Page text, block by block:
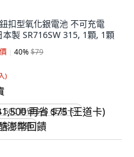
扣型氧化銀電池 不可充電
本製 SR716SW 315, 1顆, 1顆
40%$79
)
再省 $75 (王道卡)
澎幣回饋